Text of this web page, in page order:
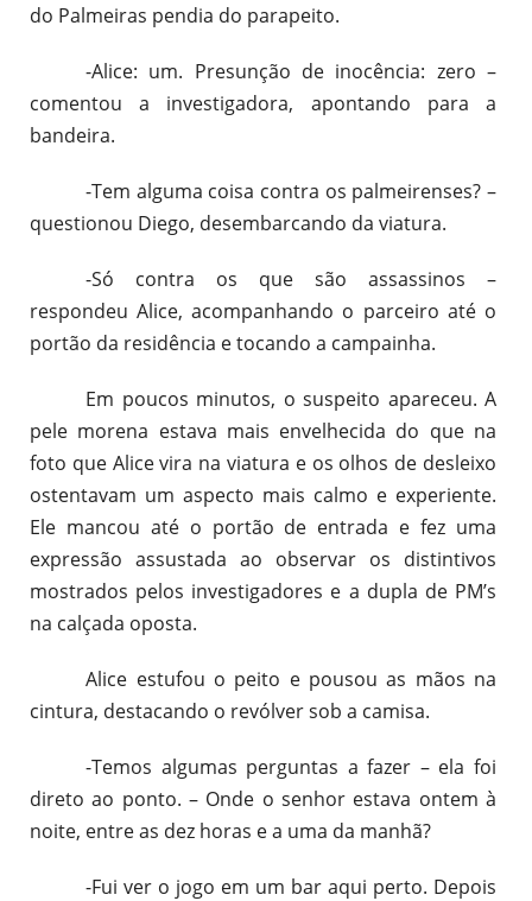
do Palmeiras pendia do parapeito.
-Alice: um. Presunção de inocência: zero –
comentou a investigadora, apontando para a
bandeira.
-Tem alguma coisa contra os palmeirenses? –
questionou Diego, desembarcando da viatura.
-Só contra os que são assassinos –
respondeu Alice, acompanhando o parceiro até o
portão da residência e tocando a campainha.
Em poucos minutos, o suspeito apareceu. A
pele morena estava mais envelhecida do que na
foto que Alice vira na viatura e os olhos de desleixo
ostentavam um aspecto mais calmo e experiente.
Ele mancou até o portão de entrada e fez uma
expressão assustada ao observar os distintivos
mostrados pelos investigadores e a dupla de PM’s
na calçada oposta.
Alice estufou o peito e pousou as mãos na
cintura, destacando o revólver sob a camisa.
-Temos algumas perguntas a fazer – ela foi
direto ao ponto. – Onde o senhor estava ontem à
noite, entre as dez horas e a uma da manhã?
-Fui ver o jogo em um bar aqui perto. Depois